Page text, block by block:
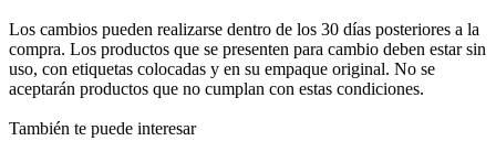
Los cambios pueden realizarse dentro de los 30 días posteriores a la
compra. Los productos que se presenten para cambio deben estar sin
uso, con etiquetas colocadas y en su empaque original. No se
aceptarán productos que no cumplan con estas condiciones.
También te puede interesar